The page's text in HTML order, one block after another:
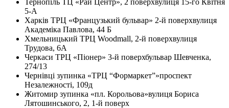
Тернопіль ТЦ «Рай Центр», 2 поверхвулиця 15-го Квітня
5-А
Харків ТРЦ «Французький бульвар» 2-й поверхвулиця
Академіка Павлова, 44 Б
Хмельницький ТРЦ Woodmall, 2-й поверхвулиця
Трудова, 6А
Черкаси ТРЦ «Піонер» 3-й поверхбульвар Шевченка,
274/13
Чернівці зупинка «ТРЦ “Формаркет”»проспект
Незалежності, 109д
Житомир зупинка «пл. Корольова»вулиця Бориса
Лятошинського, 2, 1-й поверх